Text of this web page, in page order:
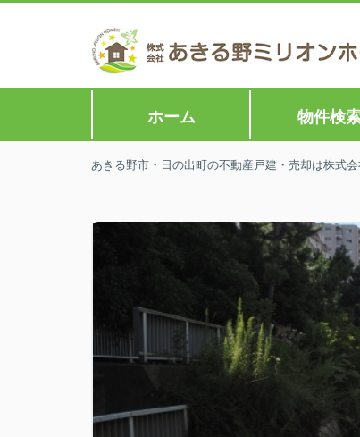
ホーム 物件検
あきる野市・日の出町の不動産戸建・売却は株式